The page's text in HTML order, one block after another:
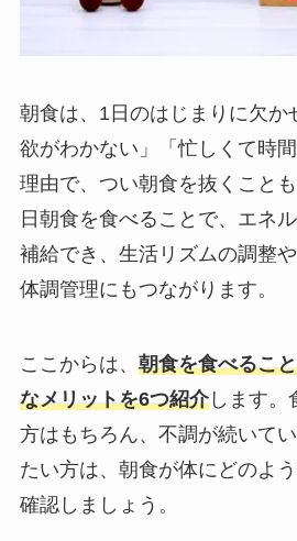
朝食は、1日のはじまりに欠か
欲がわかない」「忙しくて時
理由で、つい朝食を抜くこと
日朝食を食べることで、エネ
補給でき、生活リズムの調整
体調管理にもつながります。
ここからは、 朝食を食べるこ
なメリットを6つ紹介します。
方はもちろん、不調が続いて
たい方は、朝食が体にどのよ
確認しましょう。